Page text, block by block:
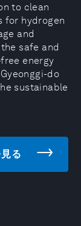
to clean
for hydrogen
and
safe and
energy
do
sustainable
る